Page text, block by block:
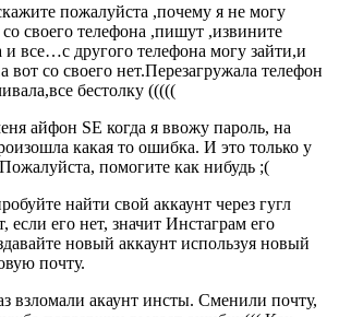
пожалуйста ,почему я не могу
своего телефона ,пишут ,извините
все…с другого телефона могу зайти,и
вот со своего нет.Перезагружала телефон
бестолку (((((
айфон SE когда я ввожу пароль, на
какая то ошибка. И это только у
помогите как нибудь ;(
найти свой аккаунт через гугл
если его нет, значит Инстаграм его
новый аккаунт используя новый
почту.
взломали акаунт инсты. Сменили почту,